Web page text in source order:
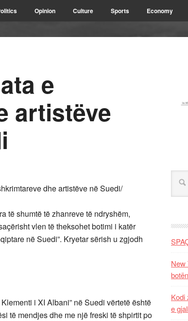
Opinion Culture Sports Economy
e
artistëve
dhe artistëve në Suedi/
të shumtë të zhanreve të ndryshëm,
vlen të theksohet botimi i katër
në Suedi”. Kryetar sërish u zgjodh
i XI Albani” në Suedi vërtetë është
të mendjes dhe me një freski të shpirtit po
New
botën
Kodi
e